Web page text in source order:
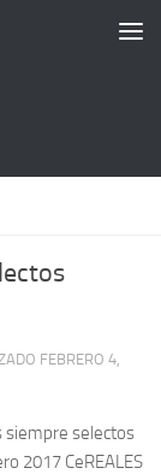
FEBRERO 4,
siempre selectos
2017 CeREALES